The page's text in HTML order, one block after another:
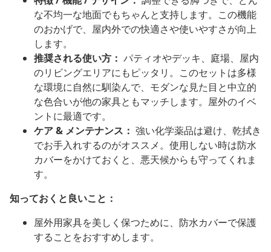
な不均一な地面でもちゃんと支持します。この機能
のおかげで、屋内外での快適さや使いやすさが向上
します。
推奨される使い方： パティオやデッキ、庭場、屋内
のリビングエリアにもピッタリ。このセットは多様
な環境に自然に馴染んで、モダンな見た目と中立的
な色合いが他の家具ともマッチします。屋外のイベ
ントに最適です。
ケア & メンテナンス： 強い化学薬品は避け、乾拭き
でお手入れするのがオススメ。使用しない時は防水
カバーをかけておくと、悪天候からも守ってくれま
す。
知っておくと良いこと：
屋外用家具を美しく保つために、防水カバーで保護
することをおすすめします。